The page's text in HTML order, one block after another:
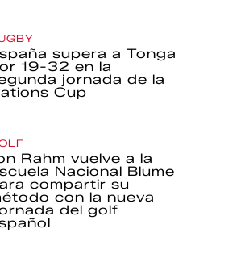
supera a Tonga
19-32 en la
jornada de la
Cup
Rahm vuelve a la
Nacional Blume
compartir su
con la nueva
del golf